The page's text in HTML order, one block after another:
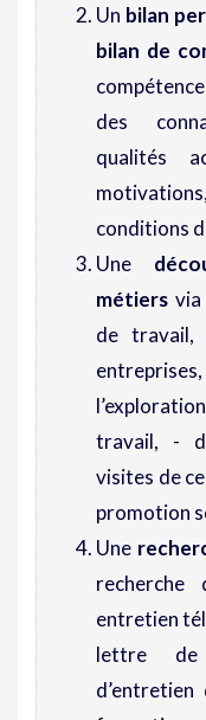
Un bilan
bilan de
des
qualités
conditions
Une
métiers
de travail,
travail, -
visites de
promotion
Une
recherche
entretien
lettre de
d’entretien